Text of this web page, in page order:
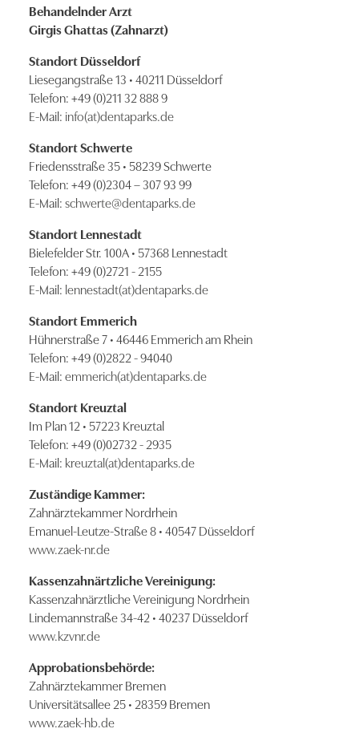
Behandelnder Arzt
Girgis Ghattas (Zahnarzt)
Standort Düsseldorf
Liesegangstraße 13 • 40211 Düsseldorf
Telefon: +49 (0)211 32 888 9
E-Mail: info(at)dentaparks.de
Standort Schwerte
Friedensstraße 35 • 58239 Schwerte
Telefon: +49 (0)2304 – 307 93 99
E-Mail:schwerte@dentaparks.de
Standort Lennestadt
Bielefelder Str. 100A • 57368 Lennestadt
Telefon: +49 (0)2721 - 2155
E-Mail: lennestadt(at)dentaparks.de
Standort Emmerich
Hühnerstraße 7 • 46446 Emmerich am Rhein
Telefon: +49 (0)2822 - 94040
E-Mail:emmerich(at)dentaparks.de
Standort Kreuztal
Im Plan 12 • 57223 Kreuztal
Telefon: +49 (0)02732 - 2935
E-Mail: kreuztal(at)dentaparks.de
Zuständige Kammer:
Zahnärztekammer Nordrhein
Emanuel-Leutze-Straße 8 • 40547 Düsseldorf
www.zaek-nr.de
Kassenzahnärtzliche Vereinigung:
Kassenzahnärztliche Vereinigung Nordrhein
Lindemannstraße 34-42 • 40237 Düsseldorf
www.kzvnr.de
Approbationsbehörde:
Zahnärztekammer Bremen
Universitätsallee 25 • 28359 Bremen
www.zaek-hb.de